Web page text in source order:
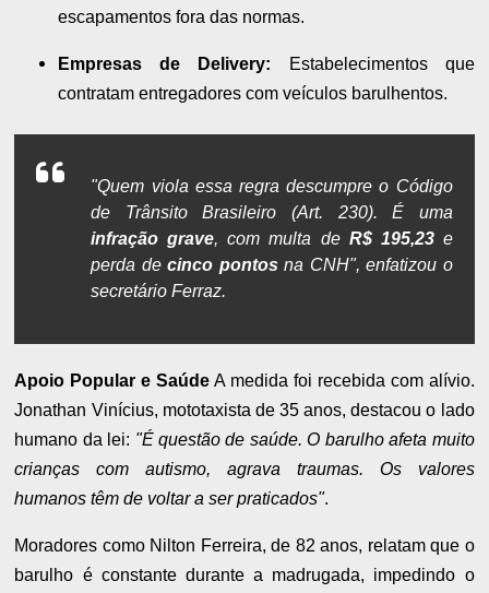
escapamentos fora das normas.
Empresas de Delivery: Estabelecimentos que
contratam entregadores com veículos barulhentos.
"Quem viola essa regra descumpre o Código
de Trânsito Brasileiro (Art. 230). É uma
infração grave, com multa de R$ 195,23e
perda decinco pontos na CNH", enfatizou o
secretário Ferraz.
Apoio Popular e Saúde A medida foi recebida com alívio.
Jonathan Vinícius, mototaxista de 35 anos, destacou o lado
humano da lei: "É questão de saúde. O barulho afeta muito
crianças com autismo, agrava traumas. Os valores
humanos têm de voltar a ser praticados".
Moradores como Nilton Ferreira, de 82 anos, relatam que o
barulho é constante durante a madrugada, impedindo o